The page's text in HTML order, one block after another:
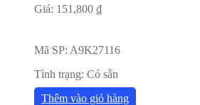
Giá: 151,800 ₫
Mã SP: A9K27116
Tình trạng: Có sẵn
Thêm vào giỏ hàng